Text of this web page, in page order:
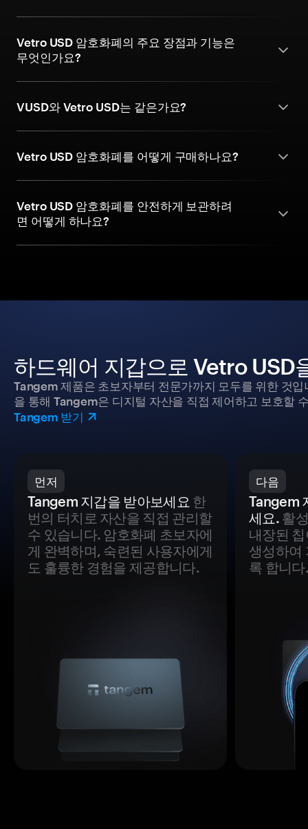
Vetro USD 암호화폐의 주요 장점과 기능은
무엇인가요?
VUSD와 Vetro USD는 같은가요?
Vetro USD 암호화폐를 어떻게 구매하나요?
Vetro USD 암호화폐를 안전하게 보관하려
면 어떻게 하나요?
하드웨어 지갑으로 Vetro USD
Tangem 제품은 초보자부터 전문가까지 모두를 위한 것
을 통해 Tangem은 디지털 자산을 직접 제어하고 보호할
Tangem 받기
먼저
Tangem 지갑을 받아보세요 한
번의 터치로 자산을 직접 관리할
수 있습니다. 암호화폐 초보자에
게 완벽하며, 숙련된 사용자에게
도 훌륭한 경험을 제공합니다.
다음
Tangem
세요.활
내장된
생성하여
록 합니다.